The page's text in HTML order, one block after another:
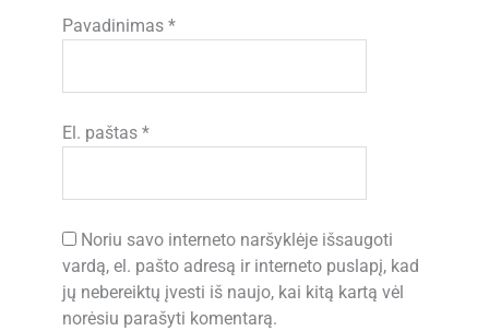
Pavadinimas*
El. paštas*
Noriu savo interneto naršyklėje išsaugoti
vardą, el. pašto adresą ir interneto puslapį, kad
jų nebereiktų įvesti iš naujo, kai kitą kartą vėl
norėsiu parašyti komentarą.